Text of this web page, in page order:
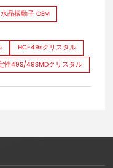
晶振動子 OEM
HC-49sクリスタル
性49S/49SMDクリスタル